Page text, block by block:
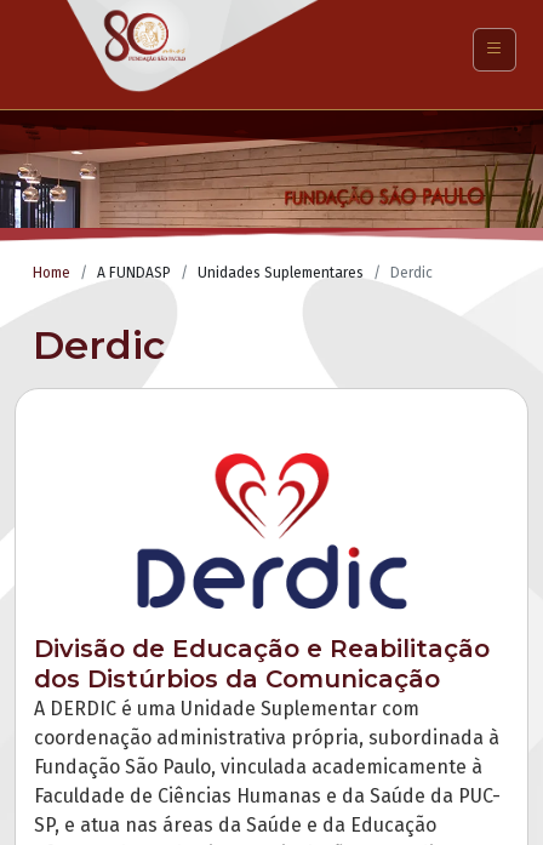
Home A FUNDASP Unidades Suplementares Derdic
Derdic
Divisão de Educação e Reabilitação
dos Distúrbios da Comunicação
A DERDIC é uma Unidade Suplementar com
coordenação administrativa própria, subordinada à
Fundação São Paulo, vinculada academicamente à
Faculdade de Ciências Humanas e da Saúde da PUC-
SP, e atua nas áreas da Saúde e da Educação